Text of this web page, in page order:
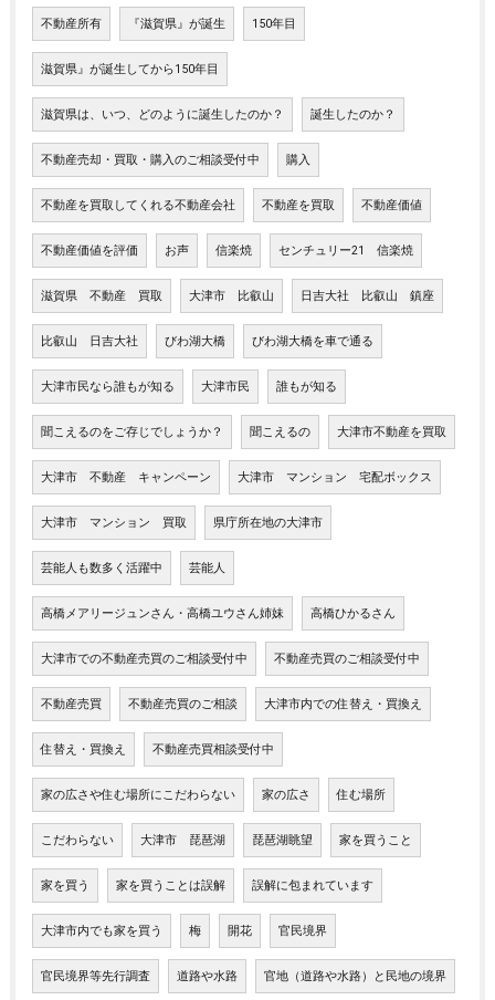
不動産所有 『滋賀県』が誕生 150年目
滋賀県』が誕生してから150年目
滋賀県は、いつ、どのように誕生したのか？ 誕生したのか？
不動産売却・買取・購入のご相談受付中 購入
不動産を買取してくれる不動産会社 不動産を買取 不動産価値
不動産価値を評価 お声 信楽焼 センチュリー21 信楽焼
滋賀県 不動産 買取 大津市 比叡山 日吉大社 比叡山 鎮座
比叡山 日吉大社 びわ湖大橋 びわ湖大橋を車で通る
大津市民なら誰もが知る 大津市民 誰もが知る
聞こえるのをご存じでしょうか？ 聞こえるの 大津市不動産を買取
大津市 不動産 キャンペーン 大津市 マンション 宅配ボックス
大津市 マンション 買取 県庁所在地の大津市
芸能人も数多く活躍中 芸能人
高橋メアリージュンさん・高橋ユウさん姉妹 高橋ひかるさん
大津市での不動産売買のご相談受付中 不動産売買のご相談受付中
不動産売買 不動産売買のご相談 大津市内での住替え・買換え
住替え・買換え 不動産売買相談受付中
家の広さや住む場所にこだわらない 家の広さ 住む場所
こだわらない 大津市 琵琶湖 琵琶湖眺望 家を買うこと
家を買う 家を買うことは誤解 誤解に包まれています
大津市内でも家を買う 梅 開花 官民境界
官民境界等先行調査 道路や水路 官地（道路や水路）と民地の境界